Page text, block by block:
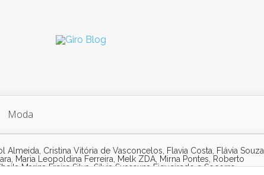
Moda
Almeida, Cristina Vitória de Vasconcelos, Flavia Costa, Flávia Souza,
Maria Leopoldina Ferreira, Melk ZDA, Mirna Pontes, Roberto
Marina Freire Silva, Sílvia Suassuna Figueiredo e Socorro